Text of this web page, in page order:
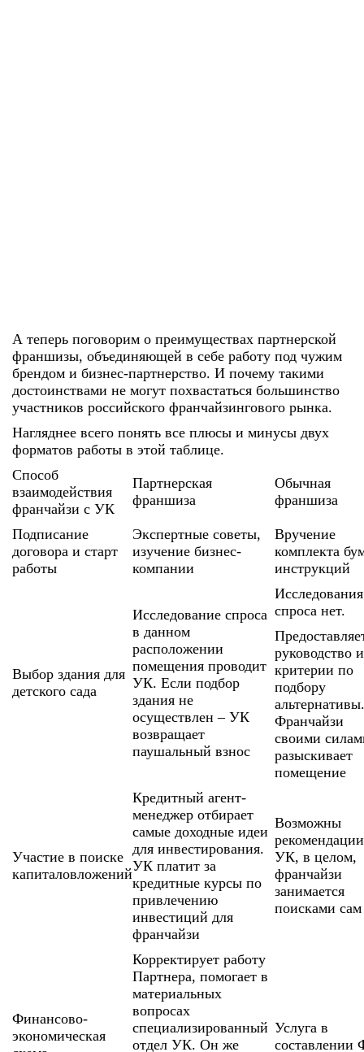
А теперь поговорим о преимуществах партнерской
франшизы, объединяющей в себе работу под чужим
брендом и бизнес-партнерство. И почему такими
достоинствами не могут похвастаться большинство
участников российского франчайзингового рынка.
Нагляднее всего понять все плюсы и минусы двух
форматов работы в этой таблице.
Способ
взаимодействия
франчайзи с УК
Партнерская
франшиза
Обычная
франшиза
Подписание
договора и старт
работы
Экспертные советы,
изучение бизнес-
компании
Вручение
комплекта
инструкций
Выбор здания для
детского сада
Исследование спроса
в данном
расположении
помещения проводит
УК. Если подбор
здания не
осуществлен – УК
возвращает
паушальный взнос
Исследования
спроса нет.
руководство и
критерии по
подбору
альтернативы.
Франчайзи
своими
разыскивает
помещение
Участие в поиске
капиталовложений
Кредитный агент-
менеджер отбирает
самые доходные идеи
для инвестирования.
УК платит за
кредитные курсы по
привлечению
инвестиций для
франчайзи
Возможны
рекомендации
УК, в целом,
франчайзи
занимается
поисками сам
Финансово-
экономическая
Корректирует работу
Партнера, помогает в
материальных
вопросах
специализированный
отдел УК. Он же
Услуга в